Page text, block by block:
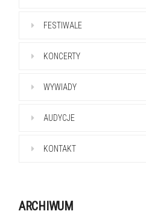
FESTIWALE
KONCERTY
WYWIADY
AUDYCJE
KONTAKT
ARCHIWUM